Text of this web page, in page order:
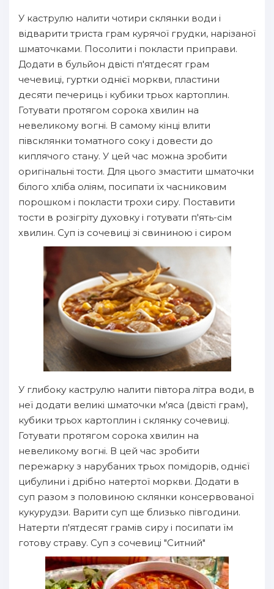
У каструлю налити чотири склянки води і
відварити триста грам курячої грудки, нарізаної
шматочками. Посолити і покласти приправи.
Додати в бульйон двісті п'ятдесят грам
чечевиці, гуртки однієї моркви, пластини
десяти печериць і кубики трьох картоплин.
Готувати протягом сорока хвилин на
невеликому вогні. В самому кінці влити
півсклянки томатного соку і довести до
киплячого стану. У цей час можна зробити
оригінальні тости. Для цього змастити шматочки
білого хліба оліям, посипати їх часниковим
порошком і покласти трохи сиру. Поставити
тости в розігріту духовку і готувати п'ять-сім
хвилин. Суп із сочевиці зі свининою і сиром
У глибоку каструлю налити півтора літра води, в
неї додати великі шматочки м'яса (двісті грам),
кубики трьох картоплин і склянку сочевиці.
Готувати протягом сорока хвилин на
невеликому вогні. В цей час зробити
пережарку з нарубаних трьох помідорів, однієї
цибулини і дрібно натертої моркви. Додати в
суп разом з половиною склянки консервованої
кукурудзи. Варити суп ще близько півгодини.
Натерти п'ятдесят грамів сиру і посипати їм
готову страву. Суп з сочевиці "Ситний"